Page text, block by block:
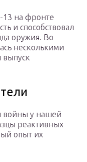
на фронте
и способствовал
оружия. Во
несколькими
выпуск
войны у нашей
реактивных
опыт их